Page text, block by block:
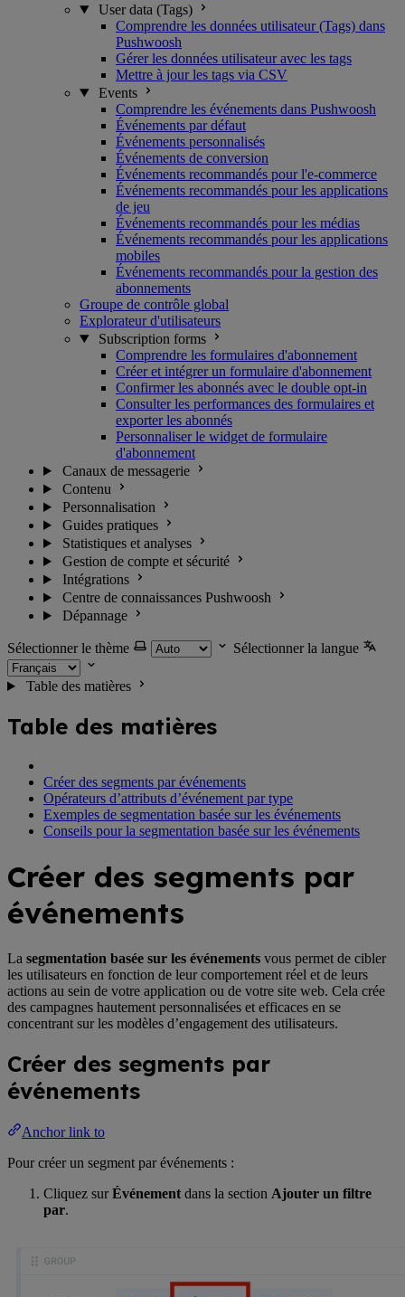
User data (Tags)
Comprendre les données utilisateur (Tags) dans
Pushwoosh
Gérer les données utilisateur avec les tags
Mettre à jour les tags via CSV
Events
Comprendre les événements dans Pushwoosh
Événements par défaut
Événements personnalisés
Événements de conversion
Événements recommandés pour l'e-commerce
Événements recommandés pour les applications
de jeu
Événements recommandés pour les médias
Événements recommandés pour les applications
mobiles
Événements recommandés pour la gestion des
abonnements
Groupe de contrôle global
Explorateur d'utilisateurs
Subscription forms
Comprendre les formulaires d'abonnement
Créer et intégrer un formulaire d'abonnement
Confirmer les abonnés avec le double opt-in
Consulter les performances des formulaires et
exporter les abonnés
Personnaliser le widget de formulaire
d'abonnement
Canaux de messagerie
Contenu
Personnalisation
Guides pratiques
Statistiques et analyses
Gestion de compte et sécurité
Intégrations
Centre de connaissances Pushwoosh
Dépannage
Sélectionner le thème Sélectionner la langue
Table des matières
Table des matières
Créer des segments par événements
Opérateurs d’attributs d’événement par type
Exemples de segmentation basée sur les événements
Conseils pour la segmentation basée sur les événements
Créer des segments par
événements
La segmentation basée sur les événements vous permet de cibler
les utilisateurs en fonction de leur comportement réel et de leurs
actions au sein de votre application ou de votre site web. Cela crée
des campagnes hautement personnalisées et efficaces en se
concentrant sur les modèles d’engagement des utilisateurs.
Créer des segments par
événements
Anchor link to
Pour créer un segment par événements :
Cliquez surÉvénement dans la section Ajouter un filtre
par.